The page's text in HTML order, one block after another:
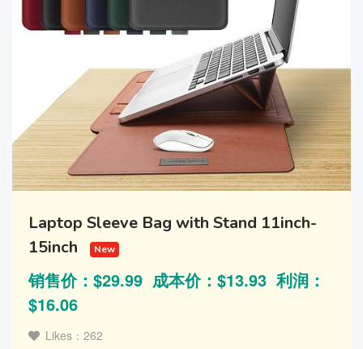
Laptop Sleeve Bag with Stand 11inch-
15inch
New
销售价：$29.99 成本价：$13.93 利润：
$16.06
Likes：262